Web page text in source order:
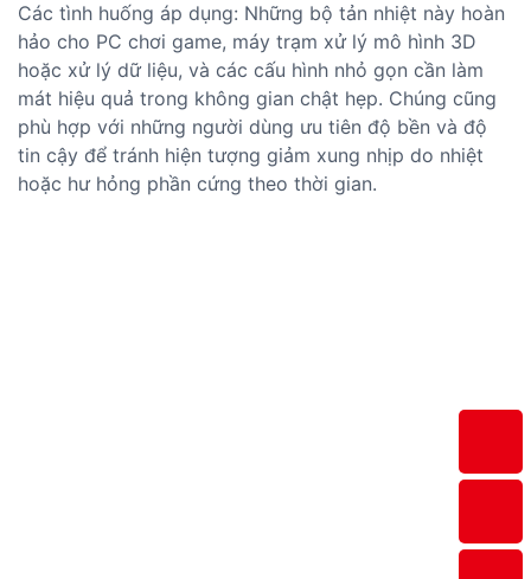
Các tình huống áp dụng: Những bộ tản nhiệt này hoàn
hảo cho PC chơi game, máy trạm xử lý mô hình 3D
hoặc xử lý dữ liệu, và các cấu hình nhỏ gọn cần làm
mát hiệu quả trong không gian chật hẹp. Chúng cũng
phù hợp với những người dùng ưu tiên độ bền và độ
tin cậy để tránh hiện tượng giảm xung nhịp do nhiệt
hoặc hư hỏng phần cứng theo thời gian.